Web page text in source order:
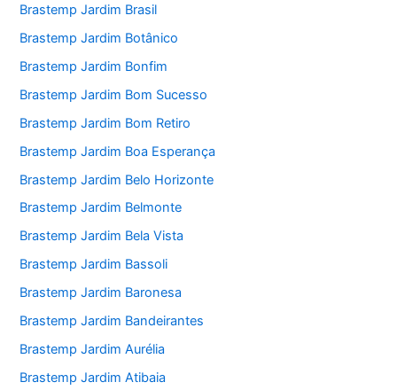
Brastemp Jardim Brasil
Brastemp Jardim Botânico
Brastemp Jardim Bonfim
Brastemp Jardim Bom Sucesso
Brastemp Jardim Bom Retiro
Brastemp Jardim Boa Esperança
Brastemp Jardim Belo Horizonte
Brastemp Jardim Belmonte
Brastemp Jardim Bela Vista
Brastemp Jardim Bassoli
Brastemp Jardim Baronesa
Brastemp Jardim Bandeirantes
Brastemp Jardim Aurélia
Brastemp Jardim Atibaia